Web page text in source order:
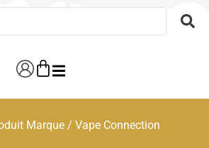
Marque / Vape Connection